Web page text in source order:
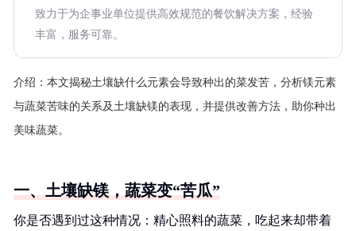
致力于为企事业单位提供高效规范的餐饮解决方案，经验
丰富，服务可靠。
介绍： 本文揭秘土壤缺什么元素会导致种出的菜发苦，分析镁元素
与蔬菜苦味的关系及土壤缺镁的表现，并提供改善方法，助你种出
美味蔬菜。
一、土壤缺镁，蔬菜变“苦瓜”
你是否遇到过这种情况：精心照料的蔬菜，吃起来却带着